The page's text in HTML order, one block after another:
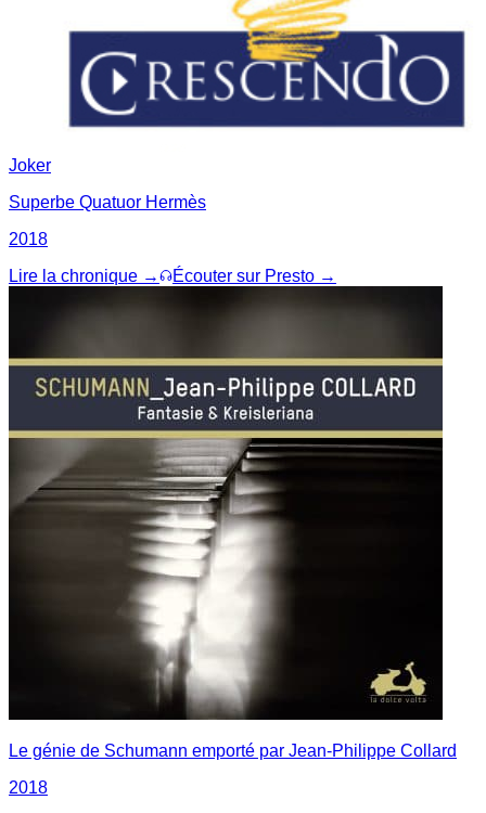
Joker
Superbe Quatuor Hermès
2018
Lire la chronique →
Écouter sur Presto →
Le génie de Schumann emporté par Jean-Philippe Collard
2018